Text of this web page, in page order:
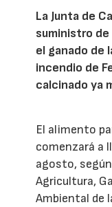
La Junta de
suministro
el ganado de
incendio de
calcinado ya
El alimento
comenzará a
agosto,
Agricultura,
Ambiental de